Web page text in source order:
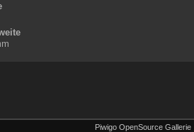
Piwigo OpenSource Gallerie